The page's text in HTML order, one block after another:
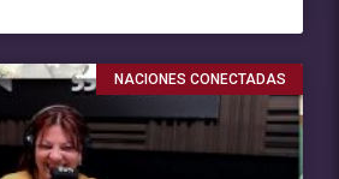
NACIONES CONECTADAS